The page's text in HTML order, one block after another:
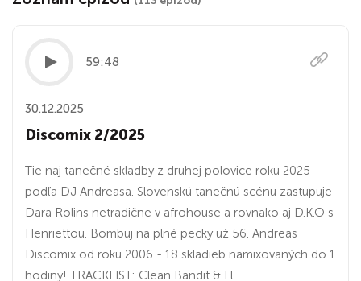
59:48
30.12.2025
Discomix 2/2025
Tie naj tanečné skladby z druhej polovice roku 2025
podľa DJ Andreasa. Slovenskú tanečnú scénu zastupuje
Dara Rolins netradične v afrohouse a rovnako aj D.K.O s
Henriettou. Bombuj na plné pecky už 56. Andreas
Discomix od roku 2006 - 18 skladieb namixovaných do 1
hodiny! TRACKLIST: Clean Bandit & Ll...